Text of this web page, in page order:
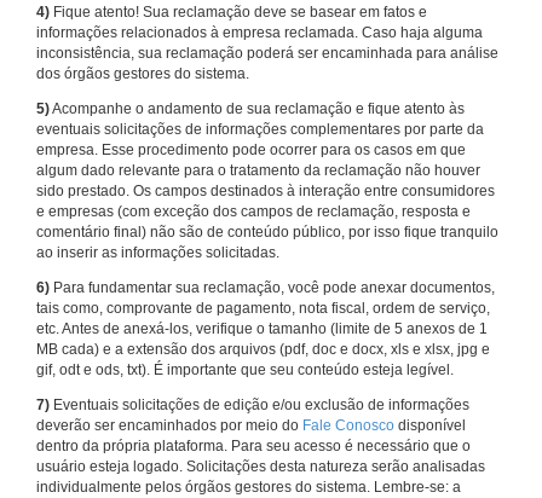
4) Fique atento! Sua reclamação deve se basear em fatos e
informações relacionados à empresa reclamada. Caso haja alguma
inconsistência, sua reclamação poderá ser encaminhada para análise
dos órgãos gestores do sistema.
5)Acompanhe o andamento de sua reclamação e fique atento às
eventuais solicitações de informações complementares por parte da
empresa. Esse procedimento pode ocorrer para os casos em que
algum dado relevante para o tratamento da reclamação não houver
sido prestado. Os campos destinados à interação entre consumidores
e empresas (com exceção dos campos de reclamação, resposta e
comentário final) não são de conteúdo público, por isso fique tranquilo
ao inserir as informações solicitadas.
6) Para fundamentar sua reclamação, você pode anexar documentos,
tais como, comprovante de pagamento, nota fiscal, ordem de serviço,
etc. Antes de anexá-los, verifique o tamanho (limite de 5 anexos de 1
MB cada) e a extensão dos arquivos (pdf, doc e docx, xls e xlsx, jpg e
gif, odt e ods, txt). É importante que seu conteúdo esteja legível.
7) Eventuais solicitações de edição e/ou exclusão de informações
deverão ser encaminhados por meio do Fale Conosco disponível
dentro da própria plataforma. Para seu acesso é necessário que o
usuário esteja logado. Solicitações desta natureza serão analisadas
individualmente pelos órgãos gestores do sistema. Lembre-se: a